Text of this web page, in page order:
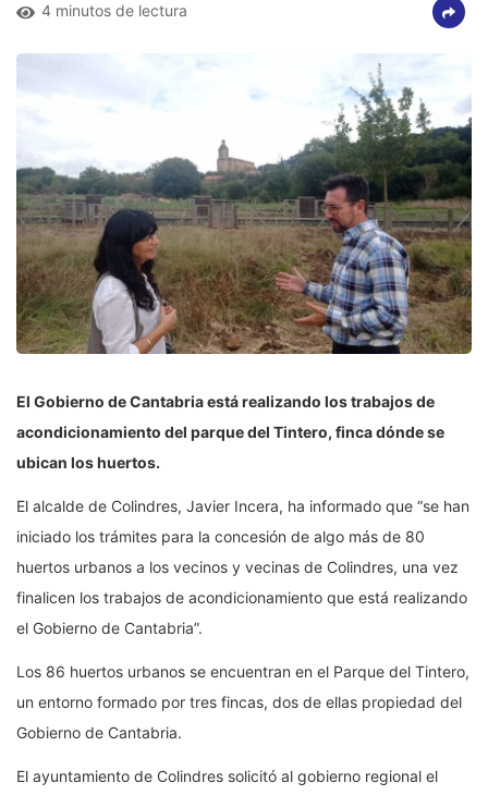
4 minutos de lectura
El Gobierno de Cantabria está realizando los trabajos de
acondicionamiento del parque del Tintero, finca dónde se
ubican los huertos.
El alcalde de Colindres, Javier Incera, ha informado que “se han
iniciado los trámites para la concesión de algo más de 80
huertos urbanos a los vecinos y vecinas de Colindres, una vez
finalicen los trabajos de acondicionamiento que está realizando
el Gobierno de Cantabria”.
Los 86 huertos urbanos se encuentran en el Parque del Tintero,
un entorno formado por tres fincas, dos de ellas propiedad del
Gobierno de Cantabria.
El ayuntamiento de Colindres solicitó al gobierno regional el